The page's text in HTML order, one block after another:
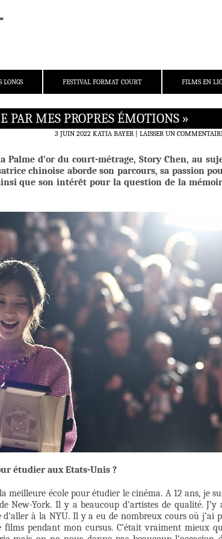
LONGS FESTIVAL FORMAT COURT FILMS EN
PAR MES PROPRES ÉMOTIONS »
3 JUIN 2022 KATIA BAYER LAISSER UN
Palme d’or du court-métrage, Story Chen, au
chinoise aborde son parcours, sa passion
que son intérêt pour la question de la
étudier aux Etats-Unis ?
meilleure école pour étudier le cinéma. A 12 ans, je
New-York. Il y a beaucoup d’artistes de qualité. J’y
à la NYU. Il y a eu de nombreux cours où j’ai
pendant mon cursus. C’était vraiment mieux